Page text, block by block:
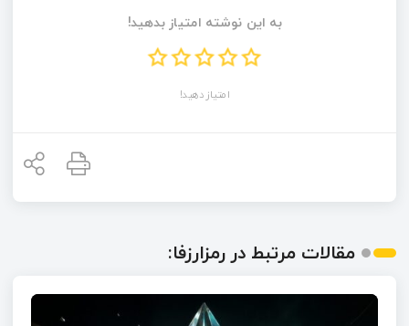
به این نوشته امتیاز بدهید!
امتیاز دهید!
مقالات مرتبط در رمزارزفا: